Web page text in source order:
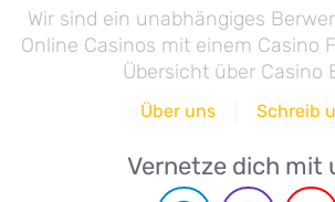
Wir sind ein unabhängiges
Online Casinos mit einem Casino
Übersicht über Casino
Über uns Schreib
Vernetze dich mit